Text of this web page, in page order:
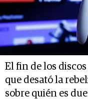
El fin de los
que desató la
sobre quién es